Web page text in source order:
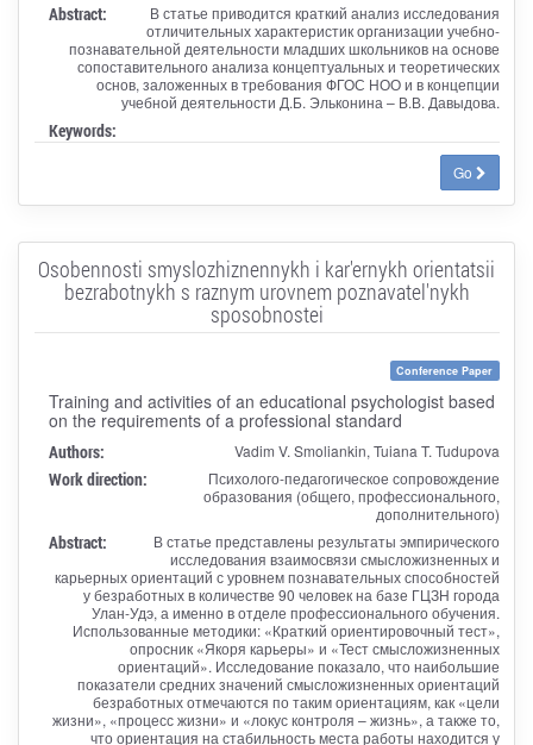
Abstract:
В статье приводится краткий анализ исследования
отличительных характеристик организации учебно-
познавательной деятельности младших школьников на основе
сопоставительного анализа концептуальных и теоретических
основ, заложенных в требования ФГОС НОО и в концепции
учебной деятельности Д.Б. Эльконина – В.В. Давыдова.
Keywords:
Go
Osobennosti smyslozhiznennykh i kar'ernykh orientatsii
bezrabotnykh s raznym urovnem poznavatel'nykh
sposobnostei
Conference Paper
Training and activities of an educational psychologist based
on the requirements of a professional standard
Authors: Vadim V. Smoliankin, Tuiana T. Tudupova
Work direction:
Психолого-педагогическое сопровождение
образования (общего, профессионального,
дополнительного)
Abstract:
В статье представлены результаты эмпирического
исследования взаимосвязи смысложизненных и
карьерных ориентаций с уровнем познавательных способностей
у безработных в количестве 90 человек на базе ГЦЗН города
Улан-Удэ, а именно в отделе профессионального обучения.
Использованные методики: «Краткий ориентировочный тест»,
опросник «Якоря карьеры» и «Тест смысложизненных
ориентаций». Исследование показало, что наибольшие
показатели средних значений смысложизненных ориентаций
безработных отмечаются по таким ориентациям, как «цели
жизни», «процесс жизни» и «локус контроля – жизнь», а также то,
что ориентация на стабильность места работы находится у